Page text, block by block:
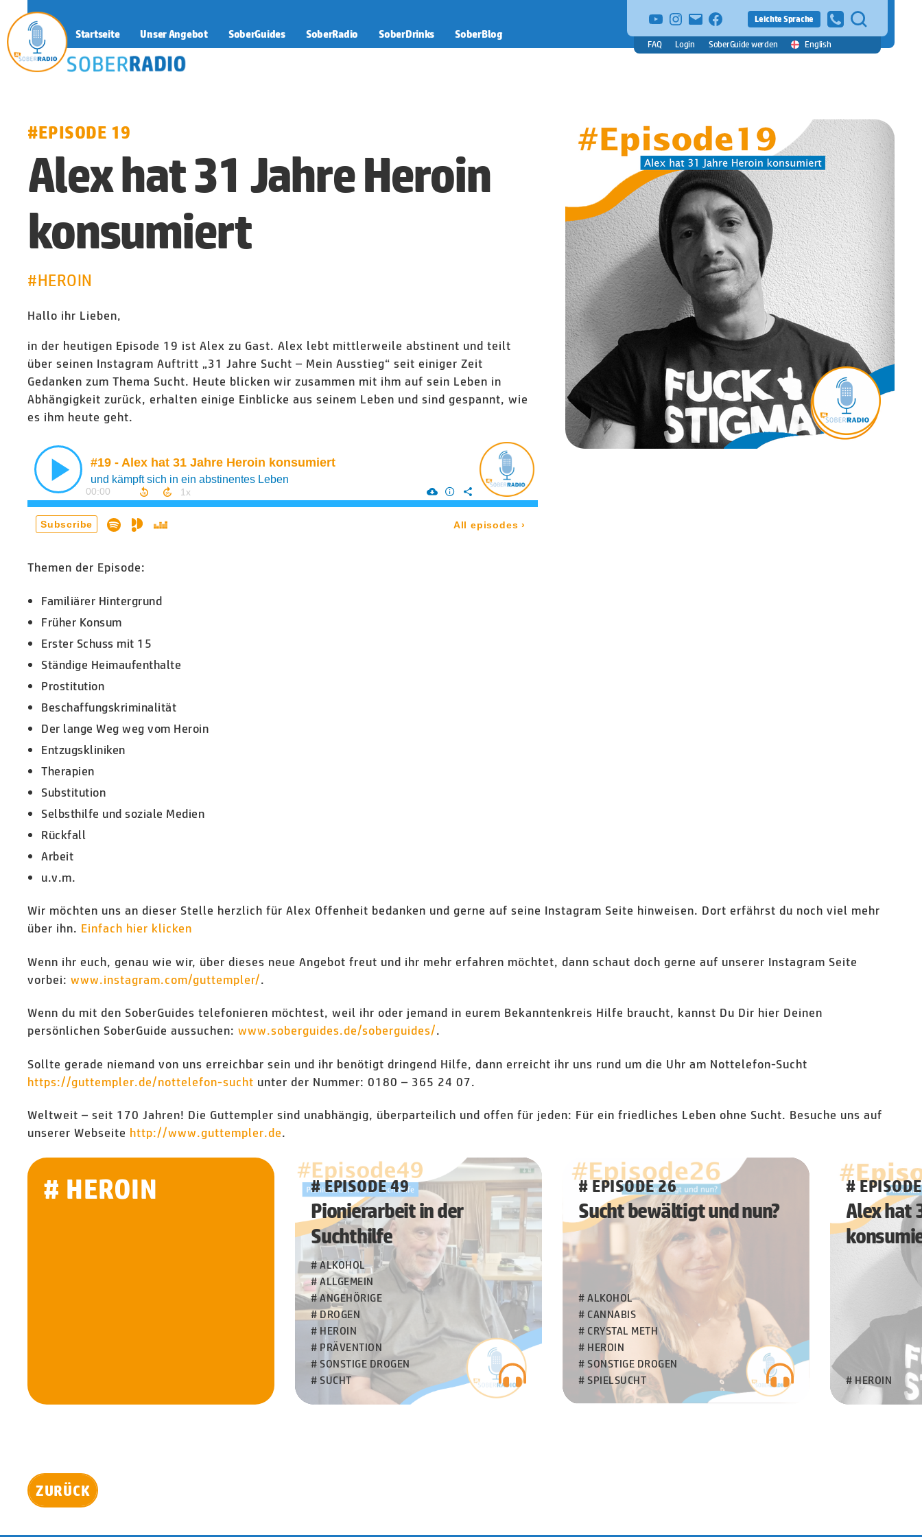
Startseite Unser Angebot SoberGuides SoberRadio SoberDrinks SoberBlog
YouTubeInstagram
E-
Mail
facebook Leichte Sprache
FAQ Login SoberGuide werden English
#EPISODE 19
Alex hat 31 Jahre Heroin
konsumiert
#HEROIN
Hallo ihr Lieben,
in der heutigen Episode 19 ist Alex zu Gast. Alex lebt mittlerweile abstinent und teilt
über seinen Instagram Auftritt „31 Jahre Sucht – Mein Ausstieg“ seit einiger Zeit
Gedanken zum Thema Sucht. Heute blicken wir zusammen mit ihm auf sein Leben in
Abhängigkeit zurück, erhalten einige Einblicke aus seinem Leben und sind gespannt, wie
es ihm heute geht.
Themen der Episode:
Familiärer Hintergrund
Früher Konsum
Erster Schuss mit 15
Ständige Heimaufenthalte
Prostitution
Beschaffungskriminalität
Der lange Weg weg vom Heroin
Entzugskliniken
Therapien
Substitution
Selbsthilfe und soziale Medien
Rückfall
Arbeit
u.v.m.
Wir möchten uns an dieser Stelle herzlich für Alex Offenheit bedanken und gerne auf seine Instagram Seite hinweisen. Dort erfährst du noch viel mehr
über ihn. Einfach hier klicken
Wenn ihr euch, genau wie wir, über dieses neue Angebot freut und ihr mehr erfahren möchtet, dann schaut doch gerne auf unserer Instagram Seite
vorbei: www.instagram.com/guttempler/.
Wenn du mit den SoberGuides telefonieren möchtest, weil ihr oder jemand in eurem Bekanntenkreis Hilfe braucht, kannst Du Dir hier Deinen
persönlichen SoberGuide aussuchen: www.soberguides.de/soberguides/.
Sollte gerade niemand von uns erreichbar sein und ihr benötigt dringend Hilfe, dann erreicht ihr uns rund um die Uhr am Nottelefon-Sucht
https://guttempler.de/nottelefon-sucht unter der Nummer: 0180 – 365 24 07.
Weltweit – seit 170 Jahren! Die Guttempler sind unabhängig, überparteilich und offen für jeden: Für ein friedliches Leben ohne Sucht. Besuche uns auf
unserer Webseite http://www.guttempler.de.
# HEROIN # EPISODE 49
Pionierarbeit in der
Suchthilfe
# ALKOHOL
# ALLGEMEIN
# ANGEHÖRIGE
# DROGEN
# HEROIN
# PRÄVENTION
# SONSTIGE DROGEN
# SUCHT
# EPISODE 26
Sucht bewältigt und nun?
# ALKOHOL
# CANNABIS
# CRYSTAL METH
# HEROIN
# SONSTIGE DROGEN
# SPIELSUCHT
#
Alex hat
# HEROIN
ZURÜCK